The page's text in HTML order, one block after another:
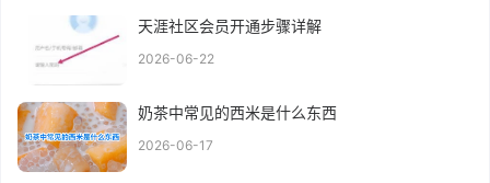
天涯社区会员开通步骤详解
2026-06-22
奶茶中常见的西米是什么东西
2026-06-17